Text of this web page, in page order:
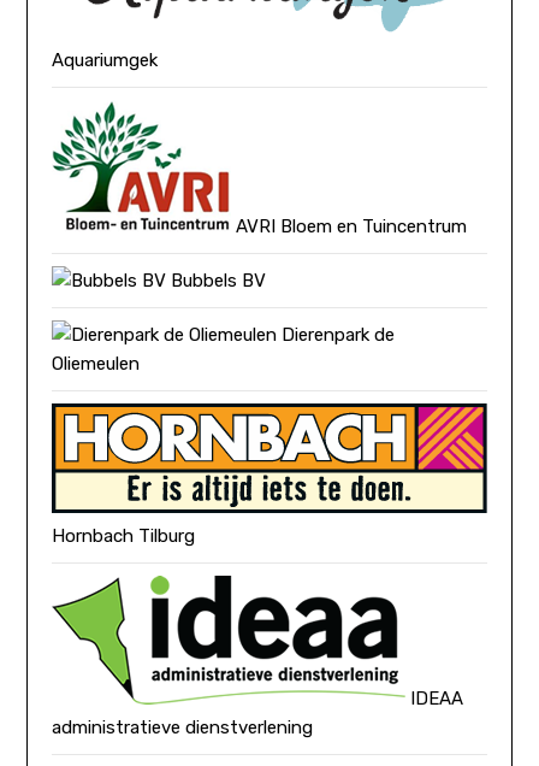
Aquariumgek
AVRI Bloem en Tuincentrum
Bubbels BV
Dierenpark de
Oliemeulen
Hornbach Tilburg
IDEAA
administratieve dienstverlening